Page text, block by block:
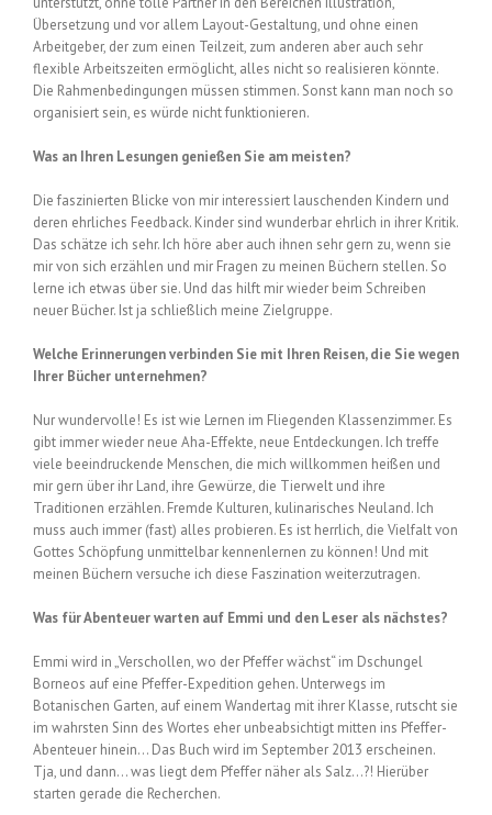
Übersetzung und vor allem Layout-Gestaltung, und ohne einen
Arbeitgeber, der zum einen Teilzeit, zum anderen aber auch sehr
flexible Arbeitszeiten ermöglicht, alles nicht so realisieren könnte.
Die Rahmenbedingungen müssen stimmen. Sonst kann man noch so
organisiert sein, es würde nicht funktionieren.
Was an Ihren Lesungen genießen Sie am meisten?
Die faszinierten Blicke von mir interessiert lauschenden Kindern und
deren ehrliches Feedback. Kinder sind wunderbar ehrlich in ihrer Kritik.
Das schätze ich sehr. Ich höre aber auch ihnen sehr gern zu, wenn sie
mir von sich erzählen und mir Fragen zu meinen Büchern stellen. So
lerne ich etwas über sie. Und das hilft mir wieder beim Schreiben
neuer Bücher. Ist ja schließlich meine Zielgruppe.
Welche Erinnerungen verbinden Sie mit Ihren Reisen, die Sie wegen
Ihrer Bücher unternehmen?
Nur wundervolle! Es ist wie Lernen im Fliegenden Klassenzimmer. Es
gibt immer wieder neue Aha-Effekte, neue Entdeckungen. Ich treffe
viele beeindruckende Menschen, die mich willkommen heißen und
mir gern über ihr Land, ihre Gewürze, die Tierwelt und ihre
Traditionen erzählen. Fremde Kulturen, kulinarisches Neuland. Ich
muss auch immer (fast) alles probieren. Es ist herrlich, die Vielfalt von
Gottes Schöpfung unmittelbar kennenlernen zu können! Und mit
meinen Büchern versuche ich diese Faszination weiterzutragen.
Was für Abenteuer warten auf Emmi und den Leser als nächstes?
Emmi wird in „Verschollen, wo der Pfeffer wächst“ im Dschungel
Borneos auf eine Pfeffer-Expedition gehen. Unterwegs im
Botanischen Garten, auf einem Wandertag mit ihrer Klasse, rutscht sie
im wahrsten Sinn des Wortes eher unbeabsichtigt mitten ins Pfeffer-
Abenteuer hinein… Das Buch wird im September 2013 erscheinen.
Tja, und dann… was liegt dem Pfeffer näher als Salz…?! Hierüber
starten gerade die Recherchen.